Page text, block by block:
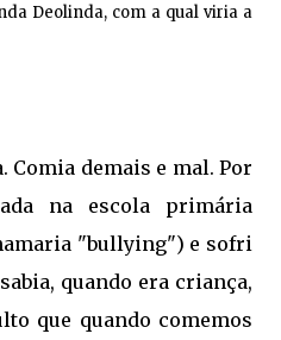
Deolinda, com a qual viria a
Comia demais e mal. Por
na escola primária
"bullying") e sofri
quando era criança,
que quando comemos